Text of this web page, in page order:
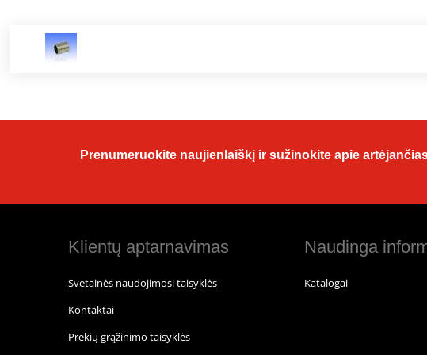
Prenumeruokite naujienlaiškį ir sužinokite apie
Klientų aptarnavimas
Svetainės naudojimosi taisyklės
Kontaktai
Prekių grąžinimo taisyklės
Naudinga
Katalogai